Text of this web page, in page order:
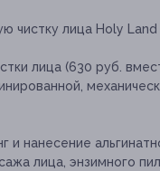
чистку лица Ноly
лица (630 руб.
и нанесение
лица, энзимного